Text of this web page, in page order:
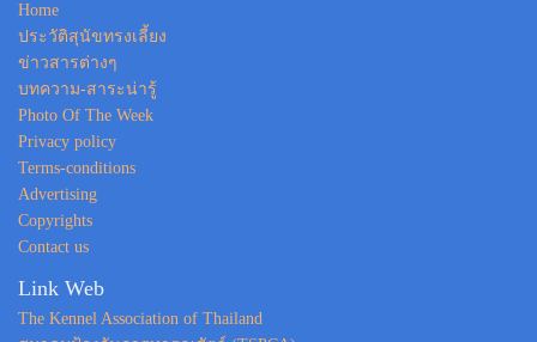
Home
ประวัติสุนัขทรงเลี้ยง
ข่าวสารต่างๆ
บทความ-สาระน่ารู้
Photo Of The Week
Privacy policy
Terms-conditions
Advertising
Copyrights
Contact us
Link Web
The Kennel Association of Thailand